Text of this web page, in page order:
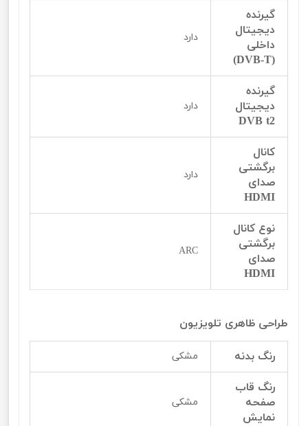
گیرنده
دیجیتال
داخلی
(DVB-T)
دارد
گیرنده
دیجیتال
DVB t2
دارد
کانال
برگشتی
صدای
HDMI
دارد
نوع کانال
برگشتی
صدای
HDMI
ARC
طراحی ظاهری تلویزیون
رنگ بدنه مشکی
رنگ قاب
صفحه
نمایش
مشکی